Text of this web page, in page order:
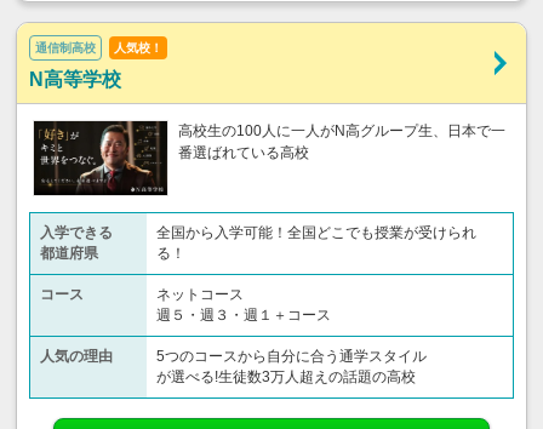
通信制高校 人気校！
N高等学校
高校生の100人に一人がN高グループ生、日本で一
番選ばれている高校
入学できる
都道府県
全国から入学可能！全国どこでも授業が受けられ
る！
コース
ネットコース
週５・週３・週１＋コース
人気の理由
5つのコースから自分に合う通学スタイル
が選べる!生徒数3万人超えの話題の高校